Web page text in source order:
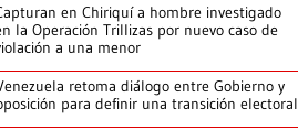
en Chiriquí a hombre investigado
la Operación Trillizas por nuevo caso de
a una menor
retoma diálogo entre Gobierno y
para definir una transición electoral